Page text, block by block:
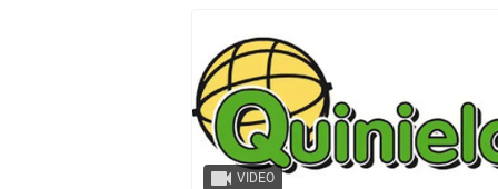
VIDEO